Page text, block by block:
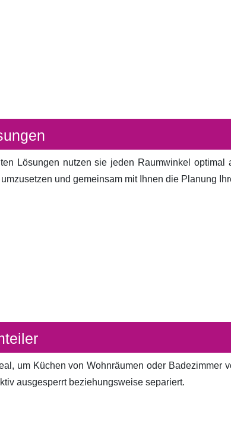
Lösungen nutzen sie jeden Raumwinkel
umzusetzen und gemeinsam mit Ihnen die Planung
um Küchen von Wohnräumen oder Badezimmer
ausgesperrt beziehungsweise separiert.